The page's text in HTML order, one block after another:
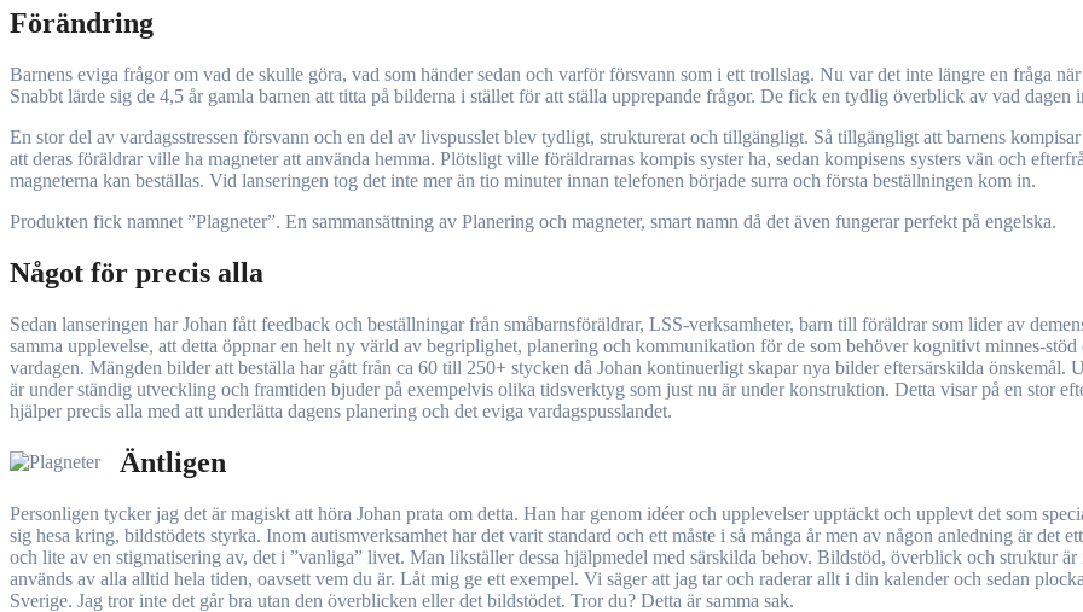
Förändring
Barnens eviga frågor om vad de skulle göra, vad som händer sedan och varför försvann som i ett trollslag. Nu var det inte längre en fråga
Snabbt lärde sig de 4,5 år gamla barnen att titta på bilderna i stället för att ställa upprepande frågor. De fick en tydlig överblick av vad dagen
En stor del av vardagsstressen försvann och en del av livspusslet blev tydligt, strukturerat och tillgängligt. Så tillgängligt att barnens
att deras föräldrar ville ha magneter att använda hemma. Plötsligt ville föräldrarnas kompis syster ha, sedan kompisens systers vän och
magneterna kan beställas. Vid lanseringen tog det inte mer än tio minuter innan telefonen började surra och första beställningen kom in.
Produkten fick namnet ”Plagneter”. En sammansättning av Planering och magneter, smart namn då det även fungerar perfekt på engelska.
Något för precis alla
Sedan lanseringen har Johan fått feedback och beställningar från småbarnsföräldrar, LSS-verksamheter, barn till föräldrar som lider av
samma upplevelse, att detta öppnar en helt ny värld av begriplighet, planering och kommunikation för de som behöver kognitivt minnes-
vardagen. Mängden bilder att beställa har gått från ca 60 till 250+ stycken då Johan kontinuerligt skapar nya bilder eftersärskilda önskemål.
är under ständig utveckling och framtiden bjuder på exempelvis olika tidsverktyg som just nu är under konstruktion. Detta visar på en stor
hjälper precis alla med att underlätta dagens planering och det eviga vardagspusslandet.
Äntligen
Personligen tycker jag det är magiskt att höra Johan prata om detta. Han har genom idéer och upplevelser upptäckt och upplevt det som
sig hesa kring, bildstödets styrka. Inom autismverksamhet har det varit standard och ett måste i så många år men av någon anledning är det
och lite av en stigmatisering av, det i ”vanliga” livet. Man likställer dessa hjälpmedel med särskilda behov. Bildstöd, överblick och struktur är
används av alla alltid hela tiden, oavsett vem du är. Låt mig ge ett exempel. Vi säger att jag tar och raderar allt i din kalender och sedan
Sverige. Jag tror inte det går bra utan den överblicken eller det bildstödet. Tror du? Detta är samma sak.